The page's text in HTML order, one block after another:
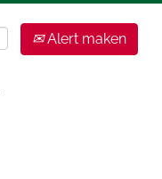
Alert maken